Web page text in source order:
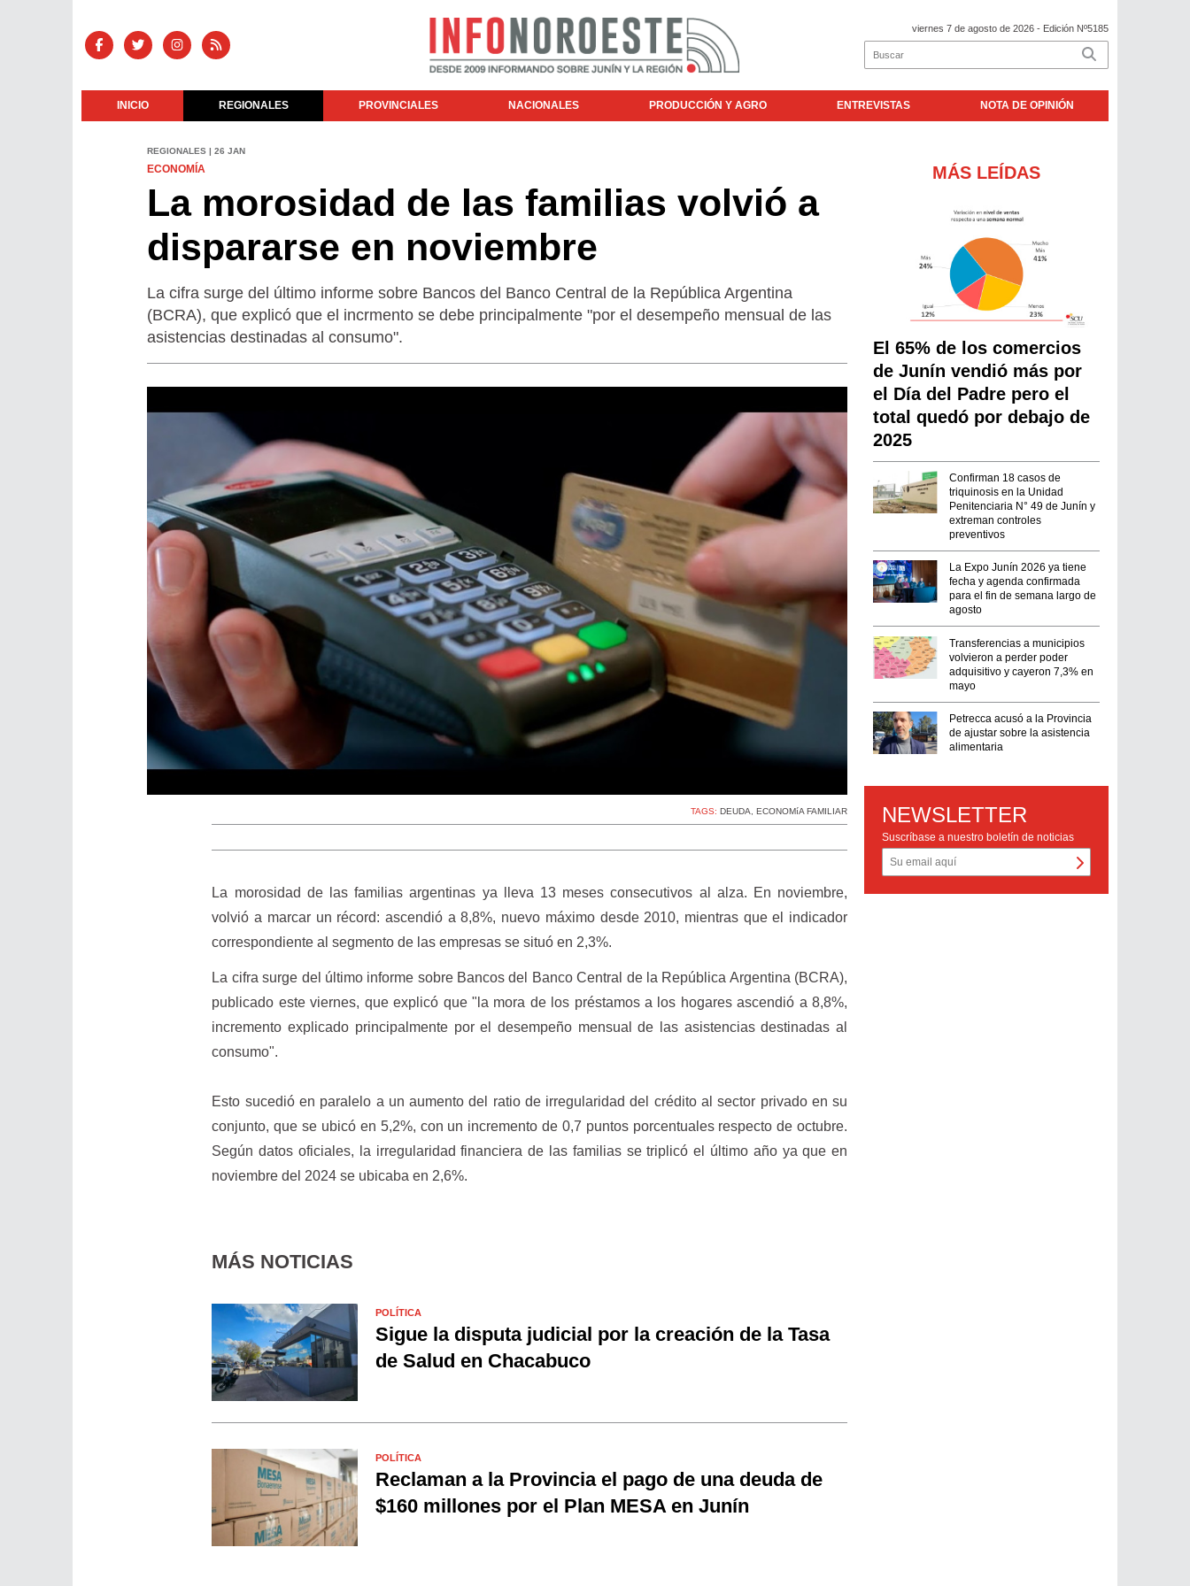
viernes 7 de agosto de 2026 - Edición Nº5185
INICIO REGIONALES PROVINCIALES NACIONALES PRODUCCIÓN Y AGRO ENTREVISTAS NOTA DE OPINIÓN
REGIONALES | 26 JAN
ECONOMÍA
La morosidad de las familias volvió a
dispararse en noviembre
La cifra surge del último informe sobre Bancos del Banco Central de la República Argentina
(BCRA), que explicó que el incrmento se debe principalmente "por el desempeño mensual de las
asistencias destinadas al consumo".
TAGS:DEUDA ,ECONOMíA FAMILIAR
La morosidad de las familias argentinas ya lleva 13 meses consecutivos al alza. En noviembre,
volvió a marcar un récord: ascendió a 8,8%, nuevo máximo desde 2010, mientras que el indicador
correspondiente al segmento de las empresas se situó en 2,3%.
La cifra surge del último informe sobre Bancos del Banco Central de la República Argentina (BCRA),
publicado este viernes, que explicó que "la mora de los préstamos a los hogares ascendió a 8,8%,
incremento explicado principalmente por el desempeño mensual de las asistencias destinadas al
consumo".
Esto sucedió en paralelo a un aumento del ratio de irregularidad del crédito al sector privado en su
conjunto, que se ubicó en 5,2%, con un incremento de 0,7 puntos porcentuales respecto de octubre.
Según datos oficiales, la irregularidad financiera de las familias se triplicó el último año ya que en
noviembre del 2024 se ubicaba en 2,6%.
MÁS NOTICIAS
POLÍTICA
Sigue la disputa judicial por la creación de la Tasa
de Salud en Chacabuco
POLÍTICA
Reclaman a la Provincia el pago de una deuda de
$160 millones por el Plan MESA en Junín
MÁS LEÍDAS
El 65% de los comercios
de Junín vendió más por
el Día del Padre pero el
total quedó por debajo de
2025
Confirman 18 casos de
triquinosis en la Unidad
Penitenciaria N° 49 de Junín y
extreman controles
preventivos
La Expo Junín 2026 ya tiene
fecha y agenda confirmada
para el fin de semana largo de
agosto
Transferencias a municipios
volvieron a perder poder
adquisitivo y cayeron 7,3% en
mayo
Petrecca acusó a la Provincia
de ajustar sobre la asistencia
alimentaria
NEWSLETTER
Suscríbase a nuestro boletín de noticias